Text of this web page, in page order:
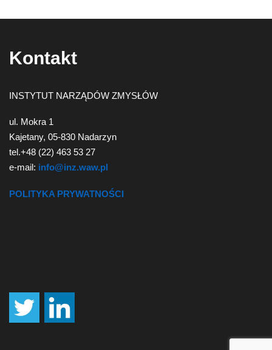
Kontakt
INSTYTUT NARZĄDÓW ZMYSŁÓW
ul. Mokra 1
Kajetany, 05-830 Nadarzyn
tel.+48 (22) 463 53 27
e-mail: info@inz.waw.pl
POLITYKA PRYWATNOŚCI